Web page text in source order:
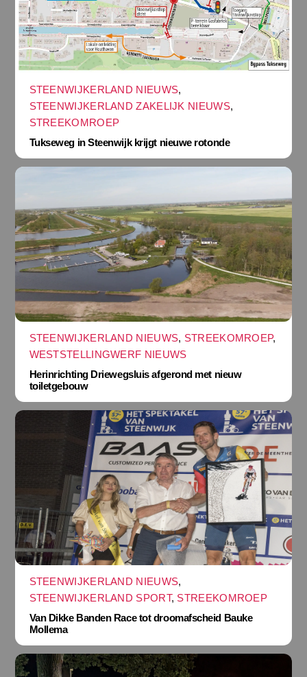
STEENWIJKERLAND NIEUWS,
STEENWIJKERLAND ZAKELIJK NIEUWS,
STREEKOMROEP
Tukseweg in Steenwijk krijgt nieuwe rotonde
STEENWIJKERLAND NIEUWS, STREEKOMROEP,
WESTSTELLINGWERF NIEUWS
Herinrichting Driewegsluis afgerond met nieuw
toiletgebouw
STEENWIJKERLAND NIEUWS,
STEENWIJKERLAND SPORT, STREEKOMROEP
Van Dikke Banden Race tot droomafscheid Bauke
Mollema